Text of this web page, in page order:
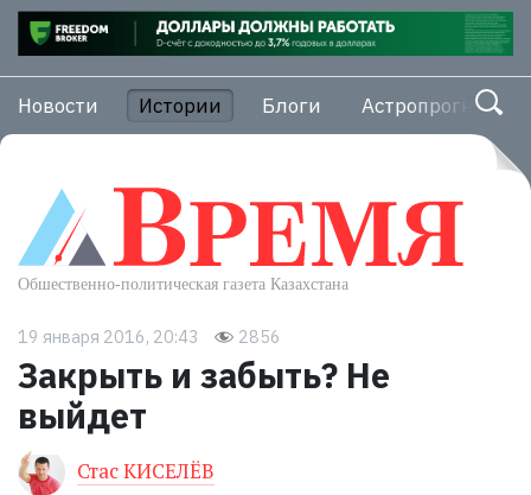
Новости Истории Блоги Астропрогноз
19 января 2016, 20:43 2856
Закрыть и забыть? Не
выйдет
Стас КИСЕЛЁВ